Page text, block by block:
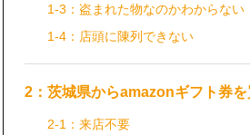
1-3：盗まれた物なのかわからない
1-4：店頭に陳列できない
2：茨城県からamazonギフト券
2-1：来店不要